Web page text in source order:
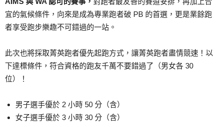
宜的氣候條件，向來是成為專業跑者破 PB 的首選，更是業餘跑
者享受跑步樂趣不可錯過的一站。
此次也將採取菁英跑者優先起跑方式，讓菁英跑者盡情競速！以
下達標條件，符合資格的跑友千萬不要錯過了（男女各 30
位）！
男子選手優於 2 小時 50 分（含）
女子選手優於 3 小時 30 分（含）